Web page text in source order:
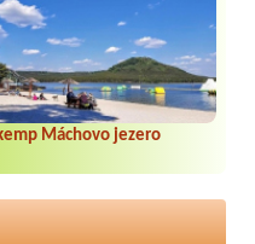
Máchovo jezero